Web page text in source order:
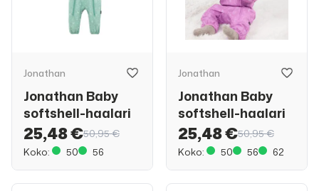
Jonathan
Jonathan Baby
softshell-haalari
25,48 €50,95 €
Koko:
50 56
Jonathan
Jonathan Baby
softshell-haalari
25,48 €50,95 €
Koko:
50 56 62